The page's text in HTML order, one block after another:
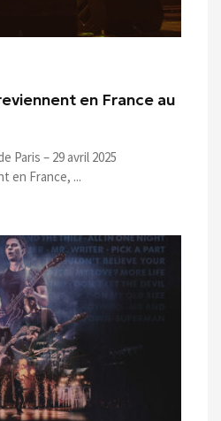
en France au
Paris – 29 avril 2025
en France, ...